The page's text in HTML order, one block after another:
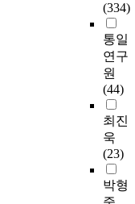
(334)
통일
연구
원
(44)
최진
욱
(23)
박형